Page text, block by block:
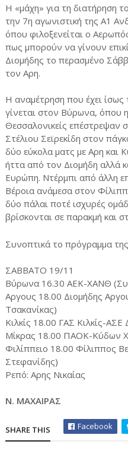
Η «μάχη» για τη διατήρηση
την 7η αγωνιστική της Α1
όπου φιλοξενείται ο
πως μπορούν να γίνουν
Διομήδης το περασμένο
τον Αρη.
Η αναμέτρηση που έχει
γίνεται στον Βύρωνα, όπου
Θεσσαλονικείς επέστρεψαν
Στέλιου Σεϊρεκίδη στον
δύο εύκολα ματς με Αρη και
ήττα από τον Διομήδη αλλά
Ευρώπη. Ντέρμπι από άλλη
Βέροια ανάμεσα στον
δύο πάλαι ποτέ ισχυρές
βρίσκονται σε παρακμή και
Συνοπτικά το πρόγραμμα
ΣΑΒΒΑΤΟ 19/11
Βύρωνα 16.30 ΑΕΚ-ΧΑΝΘ
Αργους 18.00 Διομήδης
Τσακανίκας)
Κιλκίς 18.00 ΓΑΣ Κιλκίς-
Μίκρας 18.00 ΠΑΟΚ-Κύδων
Φιλίππειο 18.00 Φίλιππος
Στεφανίδης)
Ρεπό: Αρης Νικαίας
Ν. ΜΑΧΑΙΡΑΣ
SHARE THIS Facebook